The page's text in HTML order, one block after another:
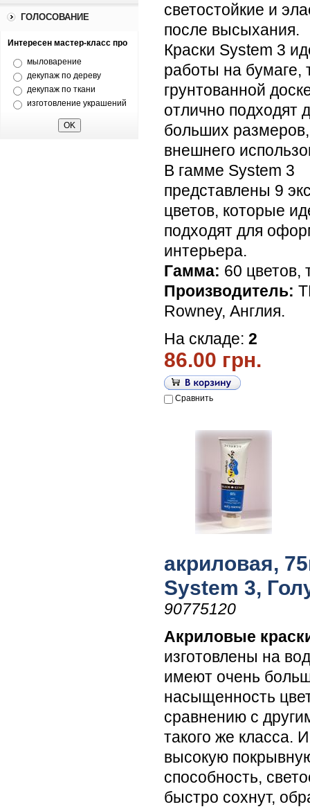
ГОЛОСОВАНИЕ
Интересен мастер-класс про
мыловарение
декупаж по дереву
декупаж по ткани
изготовление украшений
светостойкие и
после высыхания.
Краски System 3
работы на бумаге,
грунтованной
отлично подходят
больших
внешнего
В гамме System 3
представлены 9
цветов, которые
подходят для
интерьера.
Гамма: 60 цветов,
Производитель:
Rowney, Англия.
На складе: 2
86.00 грн.
Сравнить
акриловая,
System 3,
90775120
Акриловые
изготовлены на
имеют очень
насыщенность
сравнению с
такого же класса.
высокую
способность,
быстро сохнут,